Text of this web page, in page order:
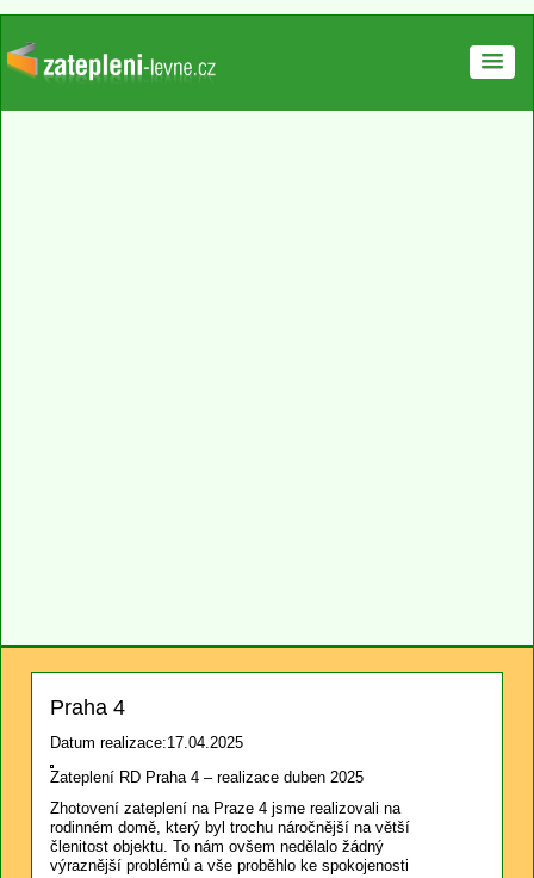
Praha 4
Datum realizace:17.04.2025
Zateplení RD Praha 4 – realizace duben 2025
Zhotovení zateplení na Praze 4 jsme realizovali na
rodinném domě, který byl trochu náročnější na větší
členitost objektu. To nám ovšem nedělalo žádný
výraznější problémů a vše proběhlo ke spokojenosti